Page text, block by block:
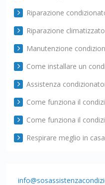
Riparazione
Riparazione
Manutenzione
Come installare un
Assistenza
Come funziona il
Come funziona il
Respirare meglio in